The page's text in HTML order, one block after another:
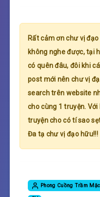
Rất cảm ơn chư vị
không nghe được, tại
có quên đâu, đôi khi
post mới nên chư vị
search trên website
cho cùng 1 truyện.
truyện cho có tí sao
Đa tạ chư vị đạo hữu!!!
Phong Cuồng Trầm Mặc